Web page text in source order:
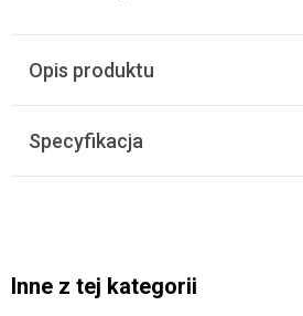
Opis produktu
Specyfikacja
Inne z tej kategorii